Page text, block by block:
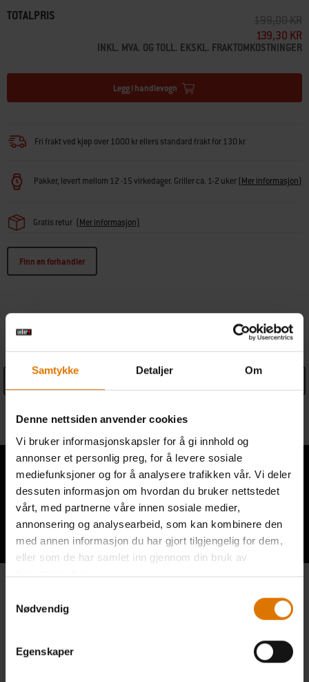
Samtykke Detaljer Om
Denne nettsiden anvender cookies
Vi bruker informasjonskapsler for å gi innhold og
annonser et personlig preg, for å levere sosiale
mediefunksjoner og for å analysere trafikken vår. Vi deler
dessuten informasjon om hvordan du bruker nettstedet
vårt, med partnerne våre innen sosiale medier,
annonsering og analysearbeid, som kan kombinere den
med annen informasjon du har gjort tilgjengelig for dem,
eller som de har samlet inn gjennom din bruk av
tjenestene deres.
Nødvendig
Egenskaper
TOTALPRIS PRIS
199,00 KR
139,30 KR
INKL. MVA. OG TOLL. EKSKL. FRAKTOMKOSTNINGER
Legg i handlevogn
Fri frakt ved kjøp over 1000 kr ellers standard frakt for 130 kr
Pakker, levert mellom 12 -15 virkedager. Griller ca. 1-2 uker(Mer informasjon)
Gratis retur (Mer informasjon)
Finn en forhandler
Hear From Other Grillers